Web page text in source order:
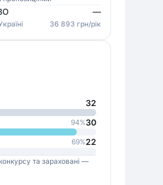
—
36 893 грн/рік
32
94%30
69%22
та зараховані —